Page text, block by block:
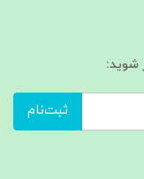
شوید:
ثبت‌نام